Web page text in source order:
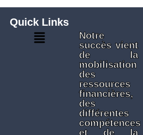
Quick Links
Notre
succès vient
de la
mobilisation
des
ressources
financières,
des
différentes
compétences
et de la